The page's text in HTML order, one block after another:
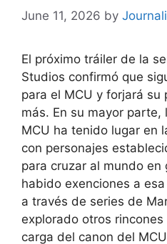
June 11, 2026 by
El próximo tráiler de la
Studios confirmó que
para el MCU y forjará su
más. En su mayor parte,
MCU ha tenido lugar en
con personajes
para cruzar al mundo en
habido exenciones a
a través de series de
explorado otros
carga del canon del